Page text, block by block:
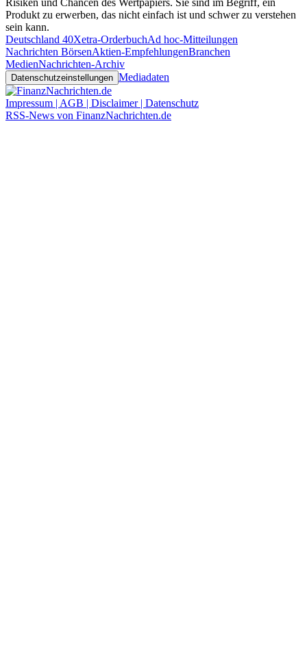
Risiken und Chancen des Wertpapiers. Sie sind im Begriff, ein
Produkt zu erwerben, das nicht einfach ist und schwer zu verstehen
sein kann.
Deutschland 40Xetra-OrderbuchAd hoc-Mitteilungen
Nachrichten BörsenAktien-EmpfehlungenBranchen
MedienNachrichten-Archiv
Datenschutzeinstellungen Mediadaten
Impressum | AGB | Disclaimer | Datenschutz
RSS-News von FinanzNachrichten.de